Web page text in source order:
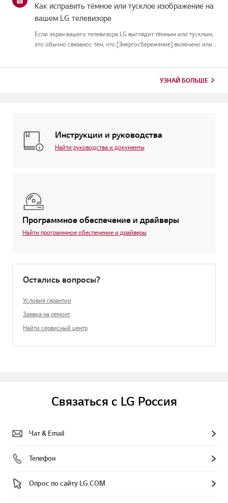
Как исправить тёмное или тусклое изображение на
вашем LG телевизоре
Если экран вашего телевизора LG выглядит тёмным или тусклым,
это обычно связанос тем, что [Энергосбережение] включено или
УЗНАЙ БОЛЬШЕ
Инструкции и руководства
Найти руководства и документы
Программное обеспечение и драйверы
Найти программное обеспечение и драйверы
Остались вопросы?
Условия гарантии
Заявка на ремонт
Найти сервисный центр
Связаться с LG Россия
Чат & Email
Телефон
Опрос по сайту LG.COM